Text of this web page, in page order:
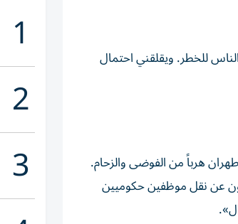
الناس للخطر. ويقلقني احتمال
طهران هرباً من الفوضى والزحام.
يزعمون. الناس يتحدّثون عن نقل موظفين حكوميين
1
2
3